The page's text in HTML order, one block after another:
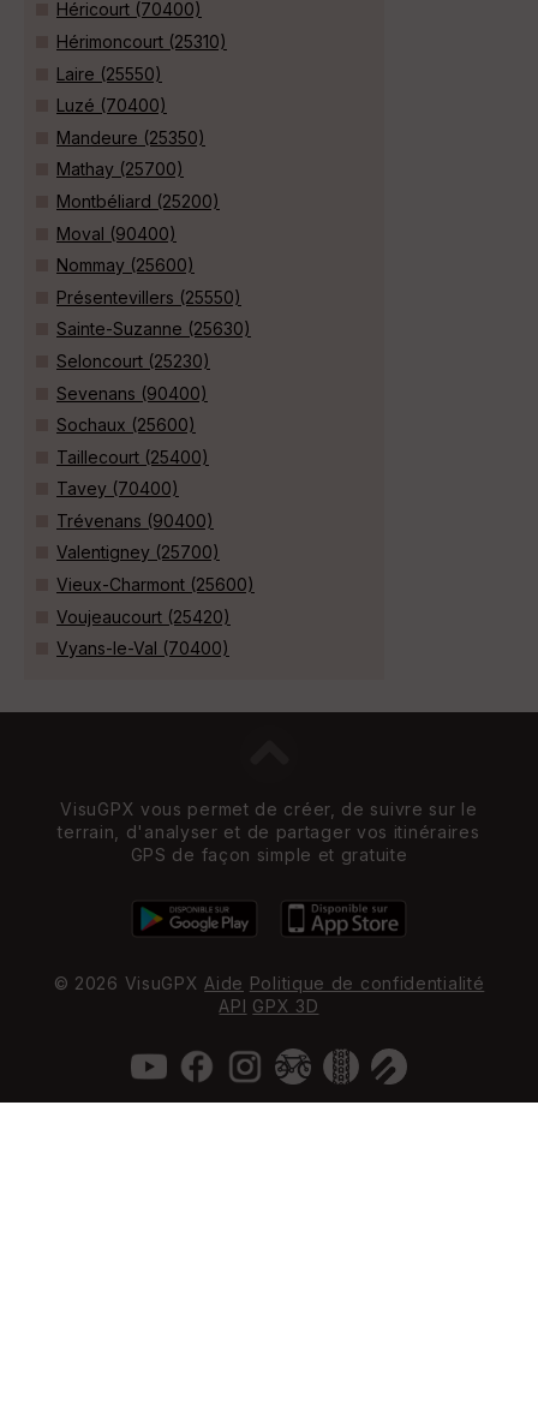
Héricourt (70400)
Hérimoncourt (25310)
Laire (25550)
Luzé (70400)
Mandeure (25350)
Mathay (25700)
Montbéliard (25200)
Moval (90400)
Nommay (25600)
Présentevillers (25550)
Sainte-Suzanne (25630)
Seloncourt (25230)
Sevenans (90400)
Sochaux (25600)
Taillecourt (25400)
Tavey (70400)
Trévenans (90400)
Valentigney (25700)
Vieux-Charmont (25600)
Voujeaucourt (25420)
Vyans-le-Val (70400)
VisuGPX vous permet de créer, de suivre sur le
terrain, d'analyser et de partager vos itinéraires
GPS de façon simple et gratuite
© 2026 VisuGPX Aide Politique de confidentialité
API GPX 3D